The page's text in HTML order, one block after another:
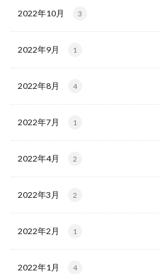
2022年10月 3
2022年9月 1
2022年8月 4
2022年7月 1
2022年4月 2
2022年3月 2
2022年2月 1
2022年1月 4